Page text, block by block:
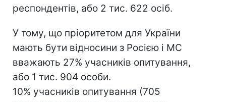
респондентів, або 2 тис. 622 осіб.
У тому, що пріоритетом для України
мають бути відносини з Росією і МС
вважають 27% учасників опитування,
або 1 тис. 904 особи.
10% учасників опитування (705